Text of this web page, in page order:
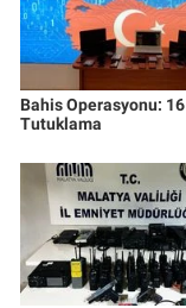
Bahis Operasyonu: 16
Tutuklama